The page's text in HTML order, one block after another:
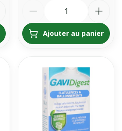
Ajouter au panier